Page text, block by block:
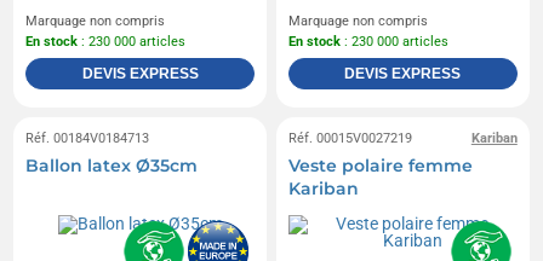
Marquage non compris
En stock : 230 000 articles
DEVIS EXPRESS
Marquage non compris
En stock : 230 000 articles
DEVIS EXPRESS
Réf. 00184V0184713
Ballon latex Ø35cm
Kariban
Réf. 00015V0027219
Veste polaire femme
Kariban